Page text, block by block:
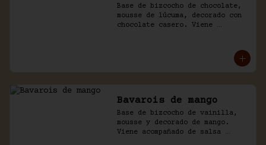
Base de bizcocho de chocolate,
mousse de lúcuma, decorado con
chocolate casero. Viene
Bavarois de mango
Base de bizcocho de vainilla,
mousse y decorado de mango.
Viene acompañado de salsa